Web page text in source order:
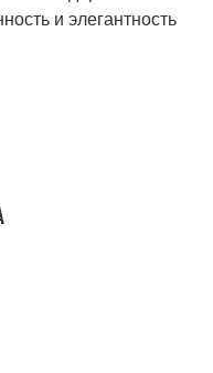
Угловая плита
и элегантность